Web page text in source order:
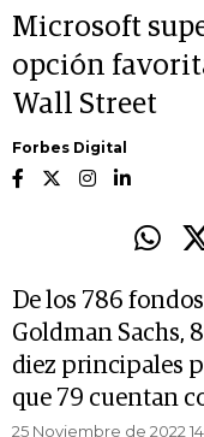
Microsoft
opción
Wall Street
Forbes Digital
De los 786
Goldman Sachs,
diez principales
que 79 cuentan
25 Noviembre de 2022